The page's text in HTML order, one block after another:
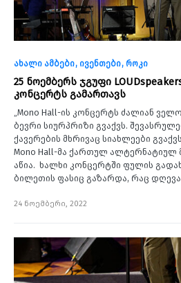
ახალი ამბები ივენთები როკი
25 ნოემბერს ჯგუფი
კონცერტს გამართავს
„Mono Hall-ის კონცერტს ძალიან
ბევრი სიურპრიზი გვაქვს.
ქავერების მხრივაც სიახლეები
Mono Hall-მა ქართულ ალტერნატიულ
აწია. ხალხი კონცერტში ფულის
ბილეთის ფასიც გაზარდა, რაც
24 ნოემბერი, 2022